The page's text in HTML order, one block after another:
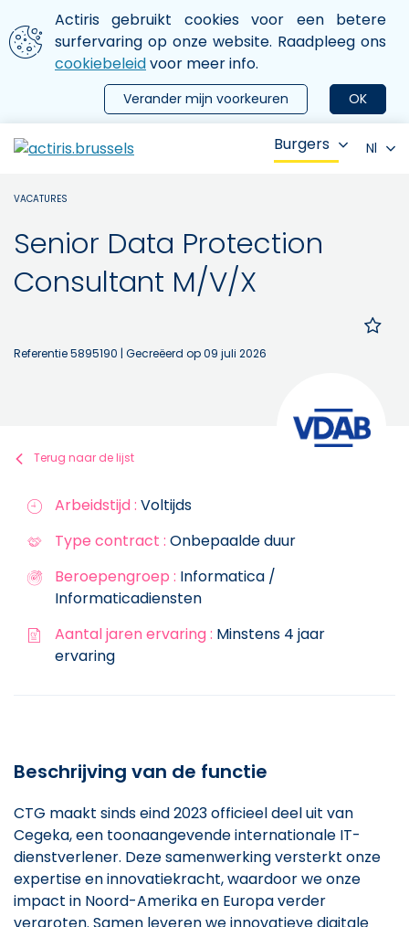
Aller au contenu principal
We gebruiken cookies
Actiris gebruikt cookies voor een betere
surfervaring op onze website. Raadpleeg ons
cookiebeleidvoor meer info.
OK
Verander mijn voorkeuren
le menu
Burgers Nl
VACATURES
Senior Data Protection
Consultant M/V/X
Referentie 5895190 | Gecreëerd op 09 juli 2026
Terug naar de lijst
Arbeidstijd : Voltijds
Type contract : Onbepaalde duur
Beroepengroep : Informatica /
Informaticadiensten
Aantal jaren ervaring : Minstens 4 jaar
ervaring
Beschrijving van de functie
CTG maakt sinds eind 2023 officieel deel uit van
Cegeka, een toonaangevende internationale IT-
dienstverlener. Deze samenwerking versterkt onze
expertise en innovatiekracht, waardoor we onze
impact in Noord-Amerika en Europa verder
vergroten. Samen leveren we innovatieve digitale